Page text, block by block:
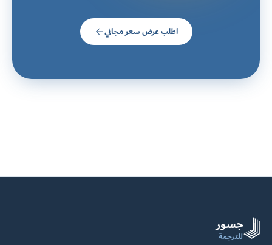
اطلب عرض سعر مجاني
جسور
للترجمة